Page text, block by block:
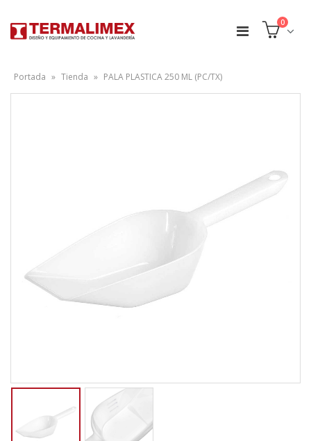
0
Portada » Tienda » PALA PLASTICA 250 ML (PC/TX)